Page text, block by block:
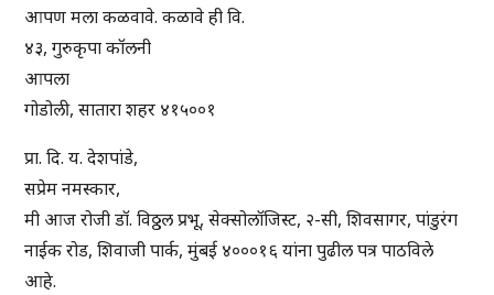
आपण मला कळवावे. कळावे ही वि.
४३, गुरुकृपा कॉलनी
आपला
गोडोली, सातारा शहर ४१५००१
प्रा. दि. य. देशपांडे,
सप्रेम नमस्कार,
मी आज रोजी डॉ. विठ्ठल प्रभू, सेक्सोलॉजिस्ट, २-सी, शिवसागर, पांडुरंग
नाईक रोड, शिवाजी पार्क, मुंबई ४०००१६ यांना पुढील पत्र पाठविले
आहे.